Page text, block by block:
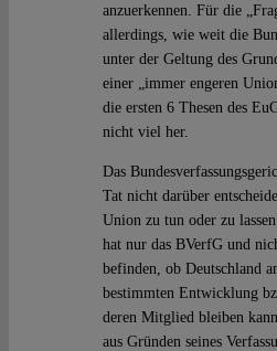
anzuerkennen. Für die
allerdings, wie weit die
unter der Geltung des
einer „immer engeren
die ersten 6 Thesen des
nicht viel her.
Das
Tat nicht darüber
Union zu tun oder zu
hat nur das BVerfG und
befinden, ob Deutschland
bestimmten Entwicklung
deren Mitglied bleiben
aus Gründen seines